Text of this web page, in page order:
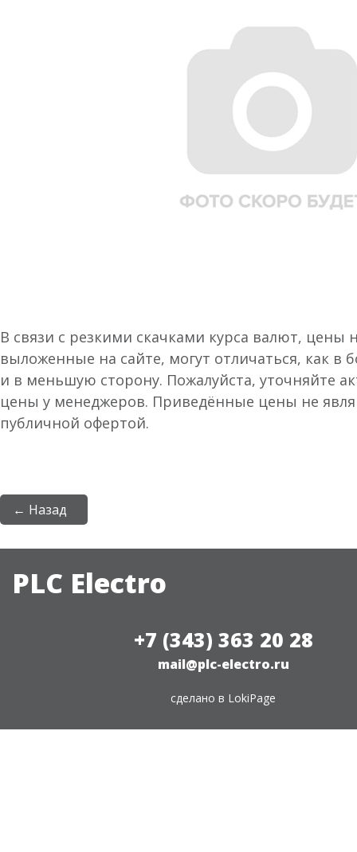
В связи с резкими скачками курса валют, цены
выложенные на сайте, могут отличаться, как в
и в меньшую сторону. Пожалуйста, уточняйте
цены у менеджеров. Приведённые цены не
публичной офертой.
← Назад
PLC Electro
+7 (343) 363 20 28
mail@plc-electro.ru
сделано в LokiPage